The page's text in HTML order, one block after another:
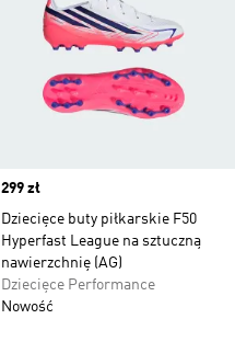
Price
299 zł
Dziecięce buty piłkarskie F50
Hyperfast League na sztuczną
nawierzchnię (AG)
Dziecięce Performance
Nowość